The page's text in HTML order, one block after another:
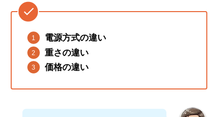
電源方式の違い
重さの違い
価格の違い